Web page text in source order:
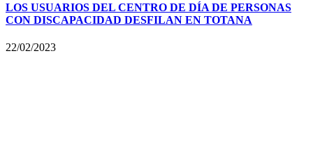
LOS USUARIOS DEL CENTRO DE DÍA DE PERSONAS
CON DISCAPACIDAD DESFILAN EN TOTANA
22/02/2023